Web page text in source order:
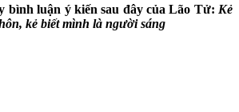
bình luận ý kiến sau đây của Lão Tử: Kẻ
kẻ biết mình là người sáng